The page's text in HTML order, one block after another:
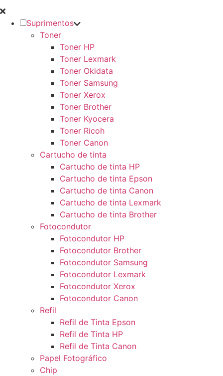
Suprimentos
Toner
Toner HP
Toner Lexmark
Toner Okidata
Toner Samsung
Toner Xerox
Toner Brother
Toner Kyocera
Toner Ricoh
Toner Canon
Cartucho de tinta
Cartucho de tinta HP
Cartucho de tinta Epson
Cartucho de tinta Canon
Cartucho de tinta Lexmark
Cartucho de tinta Brother
Fotocondutor
Fotocondutor HP
Fotocondutor Brother
Fotocondutor Samsung
Fotocondutor Lexmark
Fotocondutor Xerox
Fotocondutor Canon
Refil
Refil de Tinta Epson
Refil de Tinta HP
Refil de Tinta Canon
Papel Fotográfico
Chip